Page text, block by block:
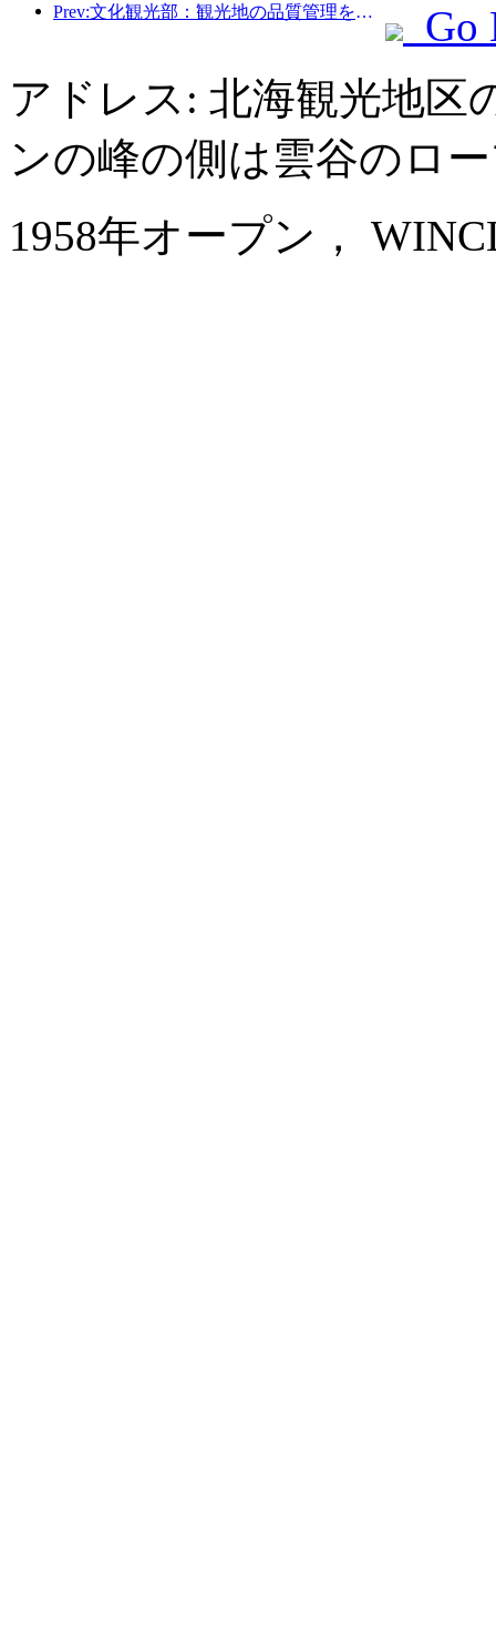
Prev:文化観光部：観光地の品質管理を強化し、景勝地のサービスレベルを向上させる
Go
アドレス: 北海観光地区
ンの峰の側は雲谷のロ
1958年オープン，